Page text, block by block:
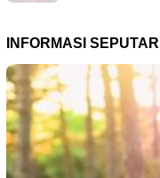
INFORMASI